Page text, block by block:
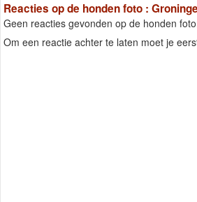
Reacties op de honden foto :
Geen reacties gevonden op de honden
Om een reactie achter te laten moet je